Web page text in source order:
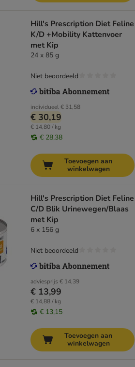
Hill's Prescription Diet Feline
K/D +Mobility Kattenvoer
met Kip
24 x 85 g
individueel€ 31,58
€ 30,19
€ 14,80 / kg
€ 28,38
Niet beoordeeld
Toevoegen aan
winkelwagen
Hill's Prescription Diet Feline
C/D Blik Urinewegen/Blaas
met Kip
6 x 156 g
adviesprijs € 14,39
€ 13,99
€ 14,88 / kg
€ 13,15
Niet beoordeeld
Toevoegen aan
winkelwagen